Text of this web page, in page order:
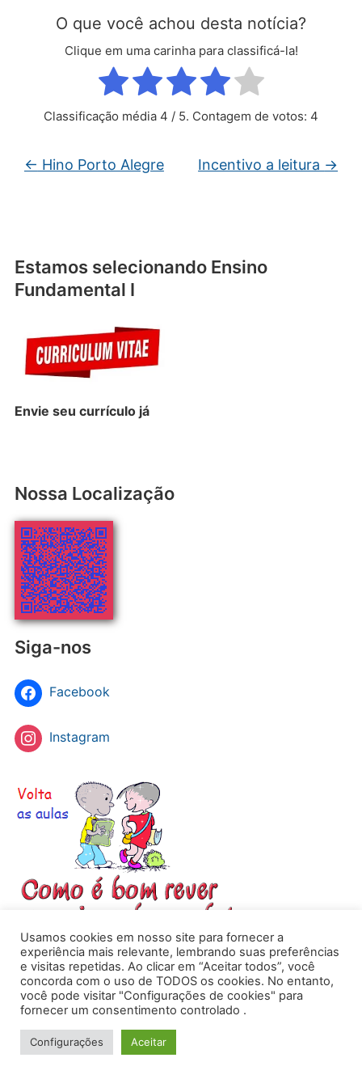
O que você achou desta notícia?
Clique em uma carinha para classificá-la!
Classificação média 4 / 5. Contagem de votos: 4
← Hino Porto Alegre Incentivo a leitura →
Estamos selecionando Ensino
Fundamental I
Envie seu currículojá
Nossa Localização
Siga-nos
Facebook
Instagram
Powered by WordPress
/ Academica WordPress Theme by
WPZOOM
Usamos cookies em nosso site para fornecer a
experiência mais relevante, lembrando suas preferências
e visitas repetidas. Ao clicar em “Aceitar todos”, você
concorda com o uso de TODOS os cookies. No entanto,
você pode visitar "Configurações de cookies" para
fornecer um consentimento controlado .
Configurações Aceitar